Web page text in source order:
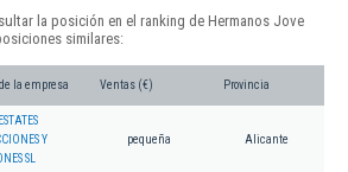
la posición en el ranking de Hermanos Jove
similares:
la empresa Ventas (€) Provincia
Y
SL
pequeña Alicante